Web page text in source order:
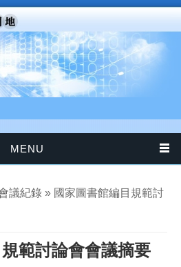
MENU
議紀錄 » 國家圖書館編目規範討
範討論會會議摘要